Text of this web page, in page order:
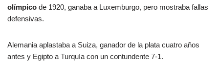
olímpico de 1920, ganaba a Luxemburgo, pero mostraba fallas
defensivas.
Alemania aplastaba a Suiza, ganador de la plata cuatro años
antes y Egipto a Turquía con un contundente 7-1.